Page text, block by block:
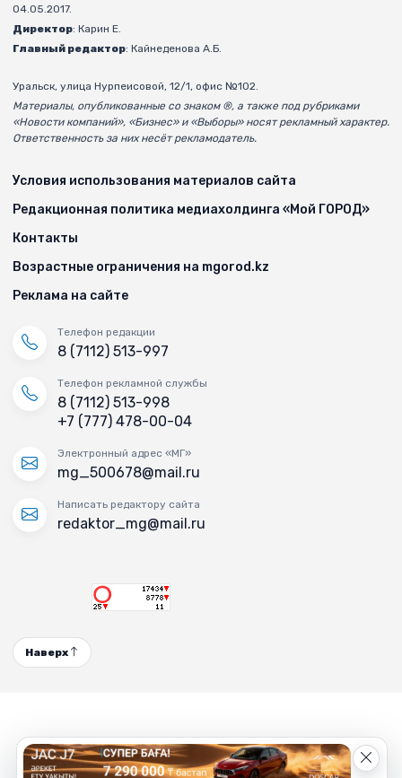
04.05.2017.
Директор: Карин Е.
Главный редактор: Кайнеденова А.Б.
Уральск, улица Нурпеисовой, 12/1, офис №102.
Материалы, опубликованные со знаком ®, а также под рубриками
«Новости компаний», «Бизнес» и «Выборы» носят рекламный характер.
Ответственность за них несёт рекламодатель.
Условия использования материалов сайта
Редакционная политика медиахолдинга «Мой ГОРОД»
Контакты
Возрастные ограничения на mgorod.kz
Реклама на сайте
Телефон редакции
8 (7112) 513-997
Телефон рекламной службы
8 (7112) 513-998
+7 (777) 478-00-04
Электронный адрес «МГ»
mg_500678@mail.ru
Написать редактору сайта
redaktor_mg@mail.ru
Наверх